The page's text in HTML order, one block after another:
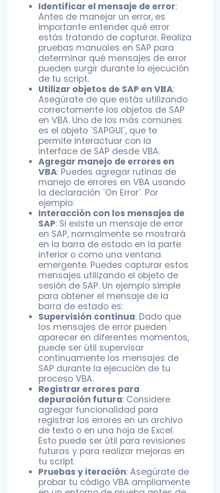
Identificar el mensaje de error:
Antes de manejar un error, es
importante entender qué error
estás tratando de capturar. Realiza
pruebas manuales en SAP para
determinar qué mensajes de error
pueden surgir durante la ejecución
de tu script.
Utilizar objetos de SAP en VBA:
Asegúrate de que estás utilizando
correctamente los objetos de SAP
en VBA. Uno de los más comunes
es el objeto `SAPGUI`, que te
permite interactuar con la
interface de SAP desde VBA.
Agregar manejo de errores en
VBA: Puedes agregar rutinas de
manejo de errores en VBA usando
la declaración `On Error`. Por
ejemplo:
Interacción con los mensajes de
SAP: Si existe un mensaje de error
en SAP, normalmente se mostrará
en la barra de estado en la parte
inferior o como una ventana
emergente. Puedes capturar estos
mensajes utilizando el objeto de
sesión de SAP. Un ejemplo simple
para obtener el mensaje de la
barra de estado es:
Supervisión continua: Dado que
los mensajes de error pueden
aparecer en diferentes momentos,
puede ser útil supervisar
continuamente los mensajes de
SAP durante la ejecución de tu
proceso VBA.
Registrar errores para
depuración futura: Considere
agregar funcionalidad para
registrar los errores en un archivo
de texto o en una hoja de Excel.
Esto puede ser útil para revisiones
futuras y para realizar mejoras en
tu script.
Pruebas y iteración: Asegúrate de
probar tu código VBA ampliamente